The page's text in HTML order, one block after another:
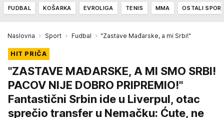
FUDBAL KOŠARKA EVROLIGA TENIS MMA OSTALI
Naslovna Sport Fudbal "Zastave Mađarske, a mi Srbi!"
HIT PRIČA
"ZASTAVE MAĐARSKE, A MI SMO SRBI!
PACOV NIJE DOBRO PRIPREMIO!"
Fantastični Srbin ide u Liverpul, otac
sprečio transfer u Nemačku: Ćute, ne